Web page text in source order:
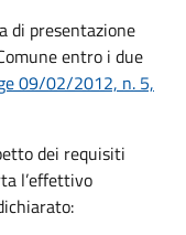
di presentazione
entro i due
09/02/2012, n. 5,
dei requisiti
l’effettivo